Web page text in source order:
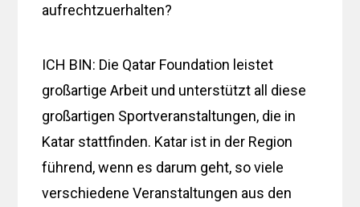
aufrechtzuerhalten?
ICH BIN: Die Qatar Foundation leistet
großartige Arbeit und unterstützt all diese
großartigen Sportveranstaltungen, die in
Katar stattfinden. Katar ist in der Region
führend, wenn es darum geht, so viele
verschiedene Veranstaltungen aus den